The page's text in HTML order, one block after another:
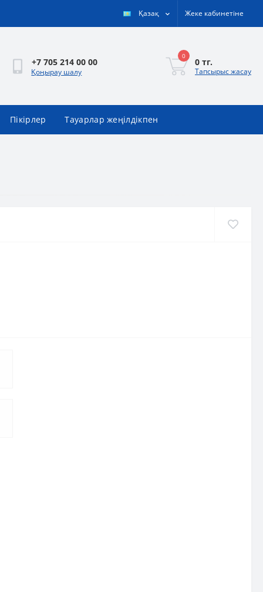
Қазақ Жеке кабинетіне
+7 705 214 00 00
Қоңырау шалу
0
0 тг.
Тапсырыс жасау
Пікірлер Тауарлар жеңілдікпен